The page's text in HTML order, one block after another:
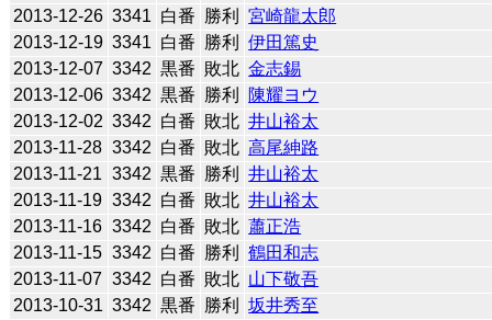
2013-12-26 3341 白番 勝利
宮崎龍太郎
2013-12-19 3341 白番 勝利
伊田篤史
2013-12-07 3342 黒番 敗北 金志錫
2013-12-06 3342 黒番 勝利
陳耀ヨウ
2013-12-02 3342 白番 敗北 井山裕太
2013-11-28 3342 白番 敗北 高尾紳路
2013-11-21 3342 黒番 勝利
井山裕太
2013-11-19 3342 白番 敗北 井山裕太
2013-11-16 3342 白番 敗北 蕭正浩
2013-11-15 3342 白番 勝利
鶴田和志
2013-11-07 3342 白番 敗北 山下敬吾
2013-10-31 3342 黒番 勝利
坂井秀至